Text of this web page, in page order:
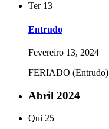
Ter 13
Entrudo
Fevereiro 13, 2024
FERIADO (Entrudo)
Abril 2024
Qui 25